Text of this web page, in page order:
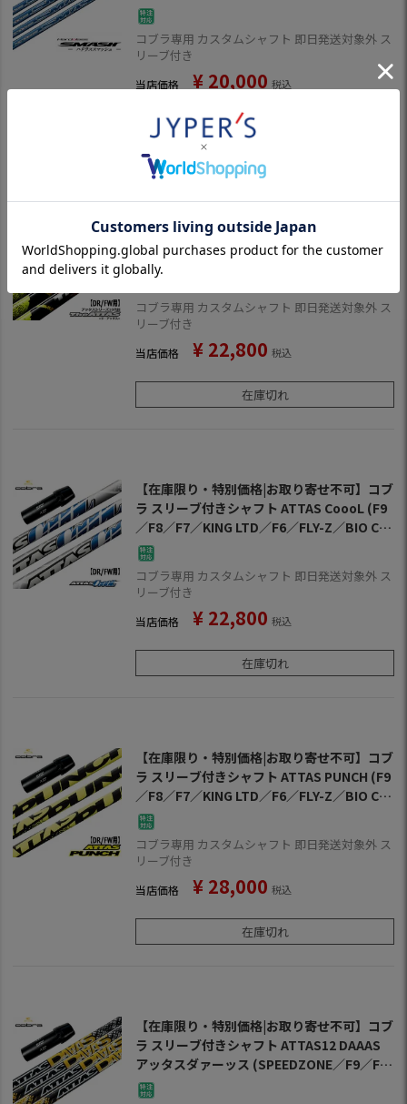
コブラ専用 カスタムシャフト 即日発送対象外 ス
リーブ付き
当店価格 ¥ 20,000 税込
在庫切れ
【在庫限り・特別価格|お取り寄せ不可】コブ
ラ スリーブ付きシャフト The ATTAS(ATTA
S10) (F9／F8／F7／KING LTD／F6／FLY-Z
／BIO CELL)
コブラ専用 カスタムシャフト 即日発送対象外 ス
リーブ付き
当店価格 ¥ 22,800 税込
在庫切れ
【在庫限り・特別価格|お取り寄せ不可】コブ
ラ スリーブ付きシャフト ATTAS CoooL (F9
／F8／F7／KING LTD／F6／FLY-Z／BIO CEL
L)
コブラ専用 カスタムシャフト 即日発送対象外 ス
リーブ付き
当店価格 ¥ 22,800 税込
在庫切れ
【在庫限り・特別価格|お取り寄せ不可】コブ
ラ スリーブ付きシャフト ATTAS PUNCH (F9
／F8／F7／KING LTD／F6／FLY-Z／BIO CEL
L)
コブラ専用 カスタムシャフト 即日発送対象外 ス
リーブ付き
当店価格 ¥ 28,000 税込
在庫切れ
【在庫限り・特別価格|お取り寄せ不可】コブ
ラ スリーブ付きシャフト ATTAS12 DAAAS
アッタスダァーッス (SPEEDZONE／F9／F8
／F7／KING LTD／F6／FLY-Z／BIO CELL)